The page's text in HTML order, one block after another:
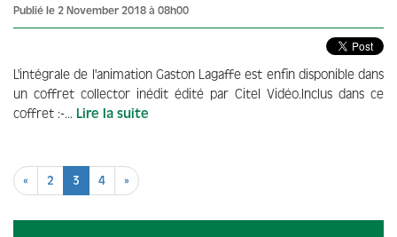
Publié le 2 November 2018 à 08h00
L'intégrale de l'animation Gaston Lagaffe est enfin disponible dans
un coffret collector inédit édité par Citel Vidéo.Inclus dans ce
coffret :-... Lire la suite
« 2 3 4 »